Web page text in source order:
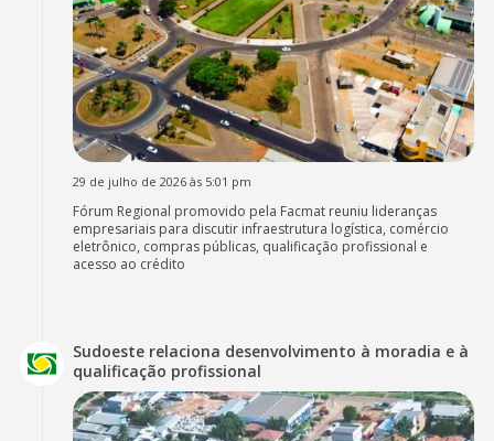
29 de julho de 2026 às 5:01 pm
Fórum Regional promovido pela Facmat reuniu lideranças
empresariais para discutir infraestrutura logística, comércio
eletrônico, compras públicas, qualificação profissional e
acesso ao crédito
Sudoeste relaciona desenvolvimento à moradia e à
qualificação profissional